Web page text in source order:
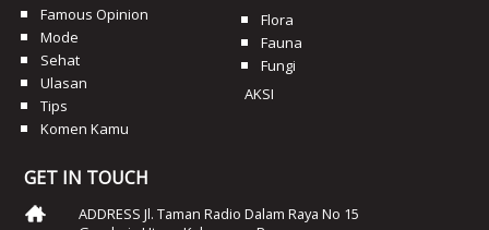
Famous Opinion
Mode
Sehat
Ulasan
Tips
Komen Kamu
Flora
Fauna
Fungi
AKSI
GET IN TOUCH
ADDRESS Jl. Taman Radio Dalam Raya No 15